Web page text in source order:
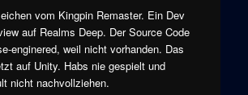
vom Kingpin Remaster. Ein Dev
auf Realms Deep. Der Source Code
enginered, weil nicht vorhanden. Das
auf Unity. Habs nie gespielt und
nicht nachvollziehen.